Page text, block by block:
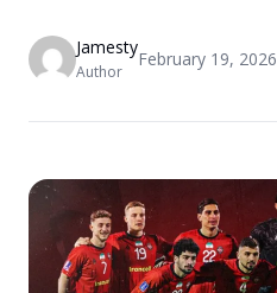
Jamesty
Author
February 19, 2026